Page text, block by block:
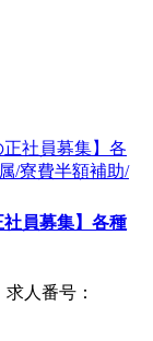
員募集】各種
人番号：